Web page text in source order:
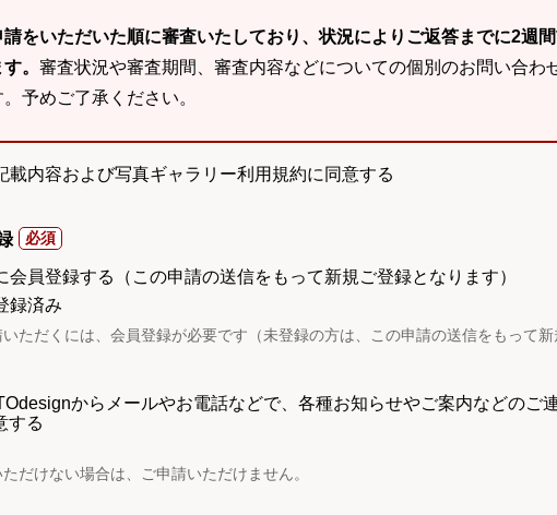
をいただいた順に審査いたしており、状況によりご返答までに2週
。 審査状況や審査期間、審査内容などについての個別のお問い合わ
予めご了承ください。
載内容および写真ギャラリー利用規約に同意する
会員登録する（この申請の送信をもって新規ご登録となります）
録済み
ただくには、会員登録が必要です（未登録の方は、この申請の送信をもって新
からメールやお電話などで、各種お知らせやご案内などのご
する
だけない場合は、ご申請いただけません。